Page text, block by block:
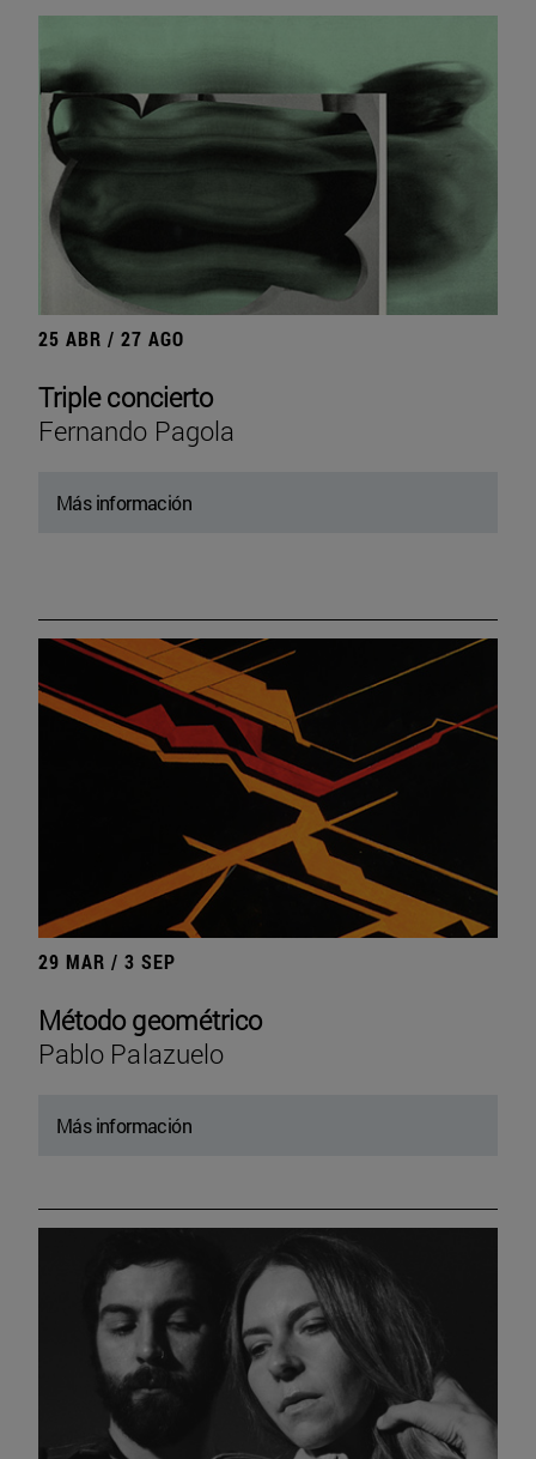
25 ABR / 27 AGO
Triple concierto
Fernando Pagola
Más información
29 MAR / 3 SEP
Método geométrico
Pablo Palazuelo
Más información